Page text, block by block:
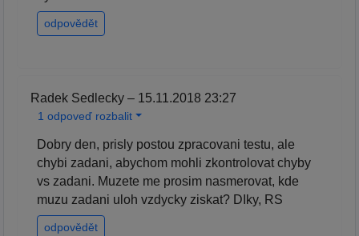
odpovědět
Radek Sedlecky – 15.11.2018 23:27
1 odpoveď rozbalit
Dobry den, prisly postou zpracovani testu, ale
chybi zadani, abychom mohli zkontrolovat chyby
vs zadani. Muzete me prosim nasmerovat, kde
muzu zadani uloh vzdycky ziskat? DIky, RS
odpovědět